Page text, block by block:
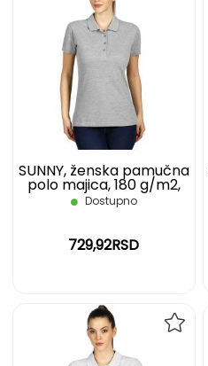
SUNNY, ženska pamučna
polo majica, 180 g/m2,
pepeljasta, XL
Dostupno
729,92RSD